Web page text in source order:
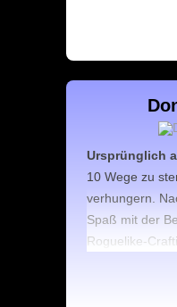
Ursprünglich
10 Wege zu
verhungern.
Spaß mit der
Roguelike-